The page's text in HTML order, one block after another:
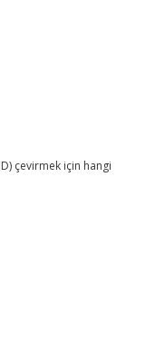
çevirmek için hangi